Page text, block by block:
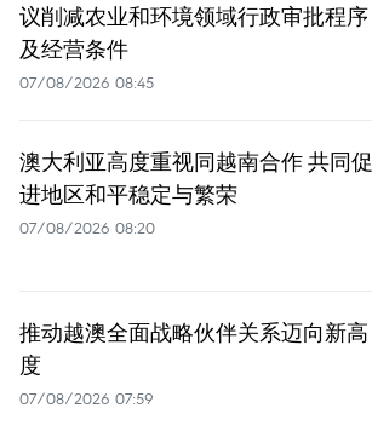
议削减农业和环境领域行政审批程序
及经营条件
07/08/2026 08:45
澳大利亚高度重视同越南合作 共同促
进地区和平稳定与繁荣
07/08/2026 08:20
推动越澳全面战略伙伴关系迈向新高
度
07/08/2026 07:59